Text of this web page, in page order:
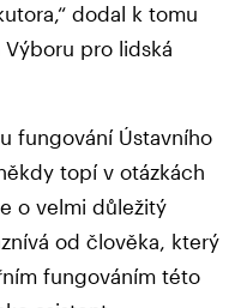
dodal k tomu
pro lidská
fungování Ústavního
topí v otázkách
o velmi důležitý
od člověka, který
fungováním této